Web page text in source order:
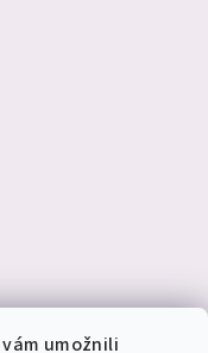
umožnili